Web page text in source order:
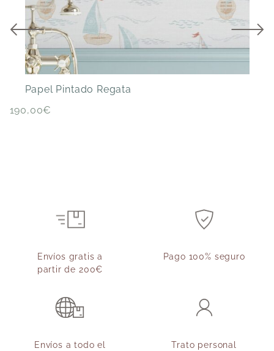
Papel Pintado Regata
190,00€
Envíos gratis a
partir de 200€
Pago 100% seguro
Envíos a todo el
Trato personal